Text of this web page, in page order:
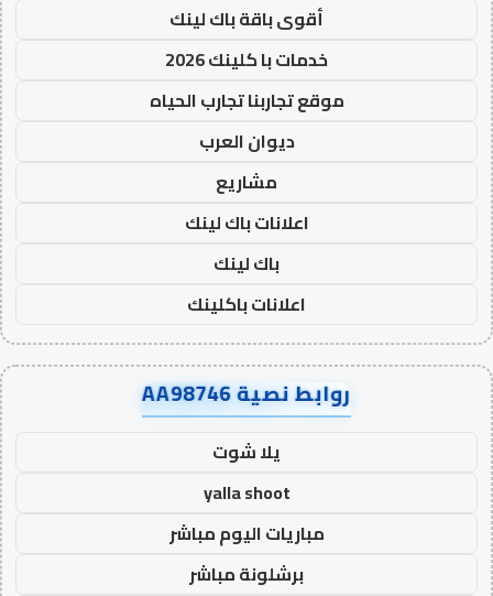
أقوى باقة باك لينك
خدمات با كلينك 2026
موقع تجاربنا تجارب الحياه
ديوان العرب
مشاريع
اعلانات باك لينك
باك لينك
اعلانات باكلينك
روابط نصية AA98746
يلا شوت
yalla shoot
مباريات اليوم مباشر
برشلونة مباشر